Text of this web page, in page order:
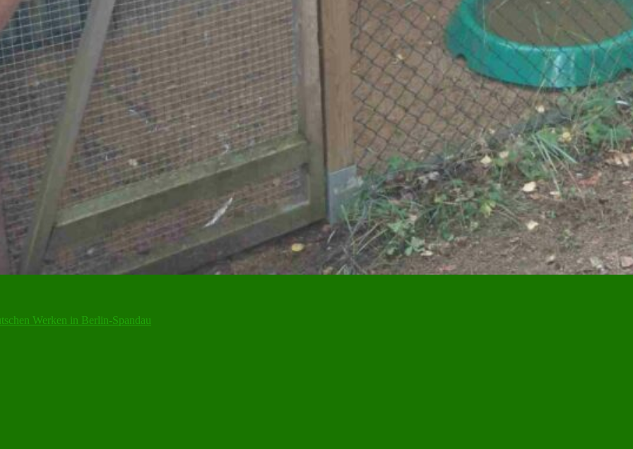
Werken in Berlin-Spandau